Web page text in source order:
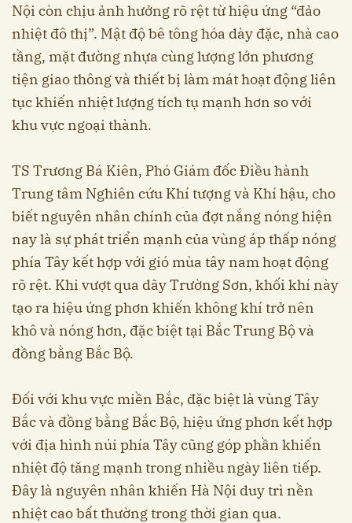
Nội còn chịu ảnh hưởng rõ rệt từ hiệu ứng “đảo
nhiệt đô thị”. Mật độ bê tông hóa dày đặc, nhà cao
tầng, mặt đường nhựa cùng lượng lớn phương
tiện giao thông và thiết bị làm mát hoạt động liên
tục khiến nhiệt lượng tích tụ mạnh hơn so với
khu vực ngoại thành.
TS Trương Bá Kiên, Phó Giám đốc Điều hành
Trung tâm Nghiên cứu Khí tượng và Khí hậu, cho
biết nguyên nhân chính của đợt nắng nóng hiện
nay là sự phát triển mạnh của vùng áp thấp nóng
phía Tây kết hợp với gió mùa tây nam hoạt động
rõ rệt. Khi vượt qua dãy Trường Sơn, khối khí này
tạo ra hiệu ứng phơn khiến không khí trở nên
khô và nóng hơn, đặc biệt tại Bắc Trung Bộ và
đồng bằng Bắc Bộ.
Đối với khu vực miền Bắc, đặc biệt là vùng Tây
Bắc và đồng bằng Bắc Bộ, hiệu ứng phơn kết hợp
với địa hình núi phía Tây cũng góp phần khiến
nhiệt độ tăng mạnh trong nhiều ngày liên tiếp.
Đây là nguyên nhân khiến Hà Nội duy trì nền
nhiệt cao bất thường trong thời gian qua.